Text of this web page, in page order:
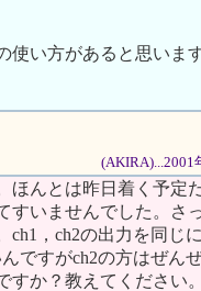
使い方があると思いま
(AKIRA)...2001
ほんとは昨日着く予定
すいませんでした。さ
，ch2の出力を同じ
ですがch2の方はぜん
か？教えてください。